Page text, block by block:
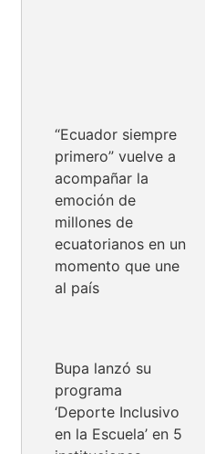
“Ecuador siempre
primero” vuelve a
acompañar la
emoción de
millones de
ecuatorianos en un
momento que une
al país
Bupa lanzó su
programa
‘Deporte Inclusivo
en la Escuela’ en 5